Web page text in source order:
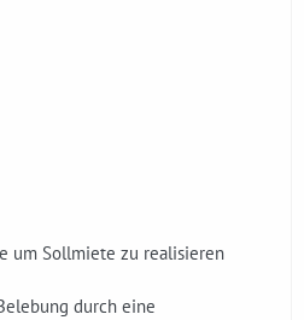
um Sollmiete zu realisieren
durch eine